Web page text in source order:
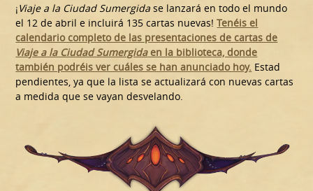
¡Viaje a la Ciudad Sumergida se lanzará en todo el mundo
el 12 de abril e incluirá 135 cartas nuevas!Tenéis el
calendario completo de las presentaciones de cartas de
Viaje a la Ciudad Sumergidaen la biblioteca, donde
también podréis ver cuáles se han anunciado hoy. Estad
pendientes, ya que la lista se actualizará con nuevas cartas
a medida que se vayan desvelando.